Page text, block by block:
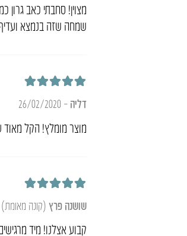
מצוין! סחבתי כאב
שמחה שזה בנמצא
דליה –
26/02/2020
מוצר מומלץ! הקל מאוד
שושנה פרץ (קונה מאומת)
קבוע אצלנו! מיד